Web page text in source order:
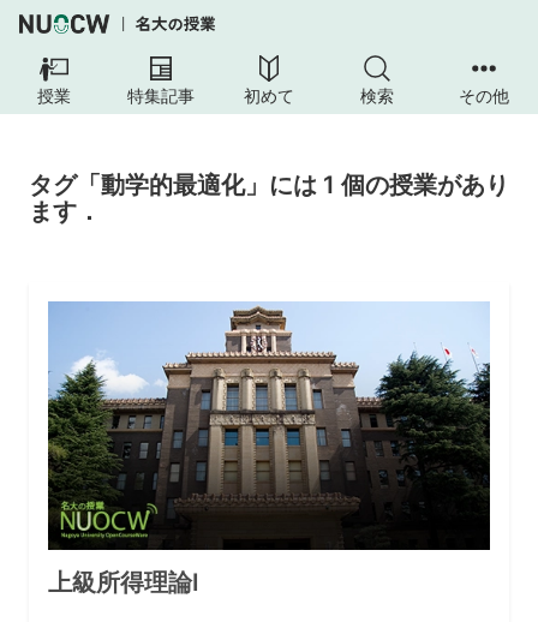
授業 特集記事 初めて 検索 その他
タグ「動学的最適化」には 1 個の授業があり
ます．
上級所得理論Ⅰ